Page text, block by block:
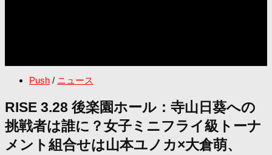
Push / ニュース
RISE 3.28 後楽園ホール：寺山日葵への
挑戦者は誰に？女子ミニフライ級トーナ
メント組合せは山本ユノカ×大倉萌、